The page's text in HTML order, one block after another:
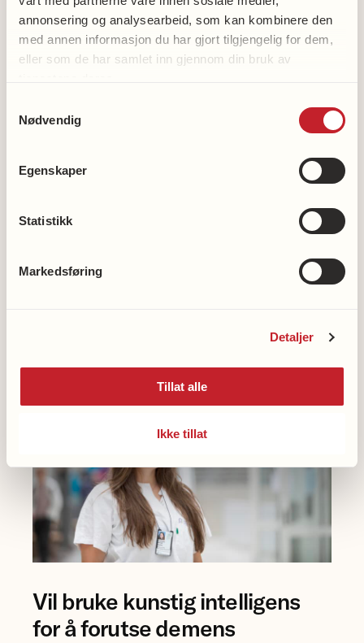
annonsering og analysearbeid, som kan kombinere den
med annen informasjon du har gjort tilgjengelig for dem,
eller som de har samlet inn gjennom din bruk av
Nødvendig
Egenskaper
Statistikk
Markedsføring
Detaljer
Tillat alle
Ikke tillat
av
Nye immunmodulerende
av
forsker
Vil bruke kunstig intelligens
for å forutse demens